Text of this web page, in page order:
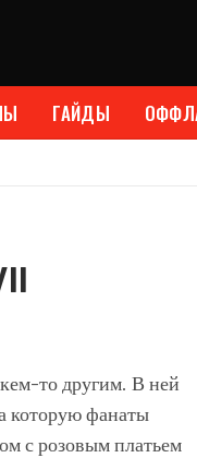
ГАЙДЫ
то другим. В ней
которую фанаты
с розовым платьем